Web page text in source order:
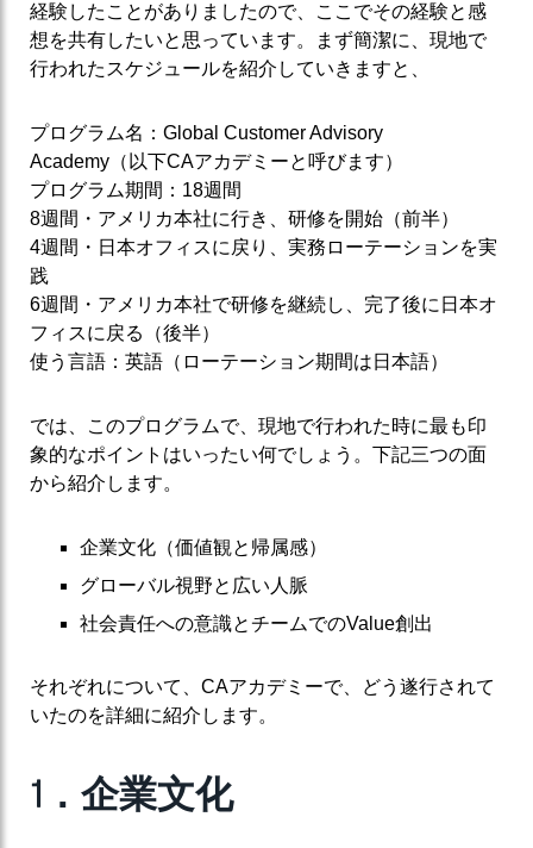
経験したことがありましたので、ここでその経験と感
想を共有したいと思っています。まず簡潔に、現地で
行われたスケジュールを紹介していきますと、
プログラム名：Global Customer Advisory
Academy（以下CAアカデミーと呼びます）
プログラム期間：18週間
8週間・アメリカ本社に行き、研修を開始（前半）
4週間・日本オフィスに戻り、実務ローテーションを実
践
6週間・アメリカ本社で研修を継続し、完了後に日本オ
フィスに戻る（後半）
使う言語：英語（ローテーション期間は日本語）
では、このプログラムで、現地で行われた時に最も印
象的なポイントはいったい何でしょう。下記三つの面
から紹介します。
企業文化（価値観と帰属感）
グローバル視野と広い人脈
社会責任への意識とチームでのValue創出
それぞれについて、CAアカデミーで、どう遂行されて
いたのを詳細に紹介します。
1 ．企業文化